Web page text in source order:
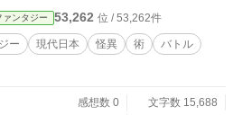
度で捉えていた。 最悪の教官・九
実戦の東北校」へと放り込まれる。 待ち
リートたちと、血生臭い寮生活。「術」を誇
に眼鏡を外し、右目を開く。 火花も、
の鉛が、音もなく世界の理を撃ち抜く。
ァンタジー 53,262 位 / 53,262件
ー 現代日本 怪異 術
バトル
感想数 0
文字数 15,688